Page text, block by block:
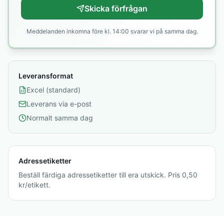
Skicka förfrågan
Meddelanden inkomna före kl. 14:00 svarar vi på samma dag.
Leveransformat
Excel (standard)
Leverans via e-post
Normalt samma dag
Adressetiketter
Beställ färdiga adressetiketter till era utskick. Pris 0,50
kr/etikett.